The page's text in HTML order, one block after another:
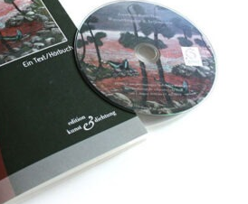
Literaturhaus Leipzig